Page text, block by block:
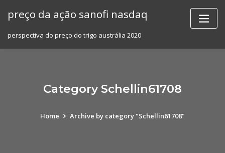
preço da ação sanofi nasdaq
perspectiva do preço do trigo austrália 2020
Category Schellin61708
Home Archive by category "Schellin61708"